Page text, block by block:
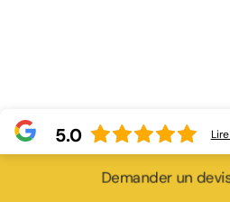
Demander un
5.0